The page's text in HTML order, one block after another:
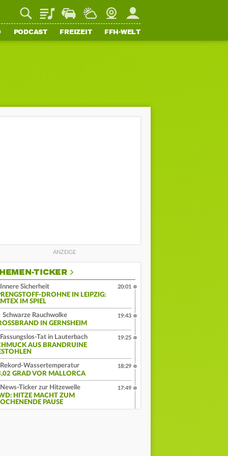
PlaylistStaupilotWetterWebcamMein FFH
PODCAST FREIZEIT FFH-WELT
TICKER
Innere Sicherheit
DROHNE IN LEIPZIG:
IM SPIEL
20:01
Schwarze Rauchwolke
IN GERNSHEIM
19:43
Fassungslos-Tat in Lauterbach
AUS BRANDRUINE
19:25
Rekord-Wassertemperatur
GRAD VOR MALLORCA
18:29
News-Ticker zur Hitzewelle
HITZE MACHT ZUM
PAUSE
17:49